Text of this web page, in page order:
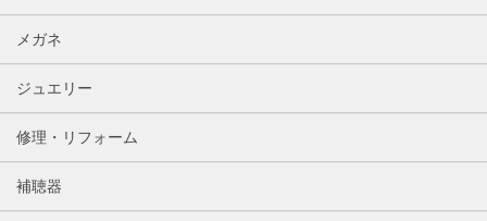
メガネ
ジュエリー
修理・リフォーム
補聴器